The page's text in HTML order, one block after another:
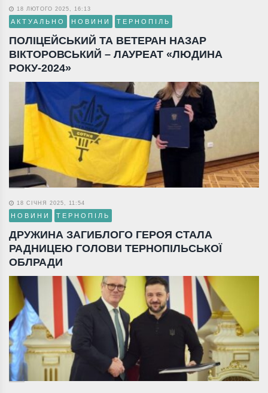
18 ЛЮТОГО 2025, 16:13
АКТУАЛЬНО НОВИНИ ТЕРНОПІЛЬ
ПОЛІЦЕЙСЬКИЙ ТА ВЕТЕРАН НАЗАР
ВІКТОРОВСЬКИЙ – ЛАУРЕАТ «ЛЮДИНА
РОКУ-2024»
18 СІЧНЯ 2025, 11:54
НОВИНИ ТЕРНОПІЛЬ
ДРУЖИНА ЗАГИБЛОГО ГЕРОЯ СТАЛА
РАДНИЦЕЮ ГОЛОВИ ТЕРНОПІЛЬСЬКОЇ
ОБЛРАДИ